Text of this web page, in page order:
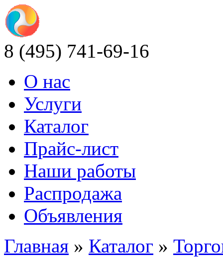
8 (495) 741-69-16
О нас
Услуги
Каталог
Прайс-лист
Наши работы
Распродажа
Объявления
Главная » Каталог »